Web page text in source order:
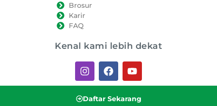
Brosur
Karir
FAQ
Kenal kami lebih dekat
Daftar Sekarang